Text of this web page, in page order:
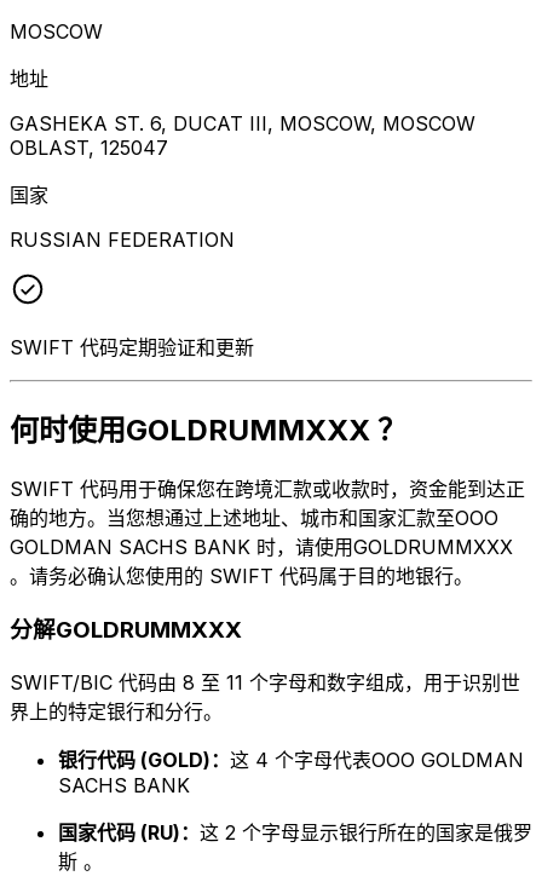
MOSCOW
地址
GASHEKA ST. 6, DUCAT III, MOSCOW, MOSCOW
OBLAST, 125047
国家
RUSSIAN FEDERATION
SWIFT 代码定期验证和更新
何时使用GOLDRUMMXXX ？
SWIFT 代码用于确保您在跨境汇款或收款时，资金能到达正
确的地方。当您想通过上述地址、城市和国家汇款至OOO
GOLDMAN SACHS BANK 时，请使用GOLDRUMMXXX
。请务必确认您使用的 SWIFT 代码属于目的地银行。
分解GOLDRUMMXXX
SWIFT/BIC 代码由 8 至 11 个字母和数字组成，用于识别世
界上的特定银行和分行。
银行代码 (GOLD)： 这 4 个字母代表OOO GOLDMAN
SACHS BANK
国家代码 (RU)： 这 2 个字母显示银行所在的国家是俄罗
斯 。